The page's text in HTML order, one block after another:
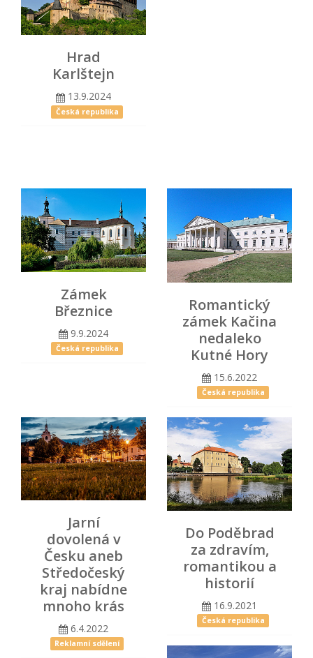
Hrad
Karlštejn
13.9.2024
Česká republika
Zámek
Březnice
9.9.2024
Česká republika
Romantický
zámek Kačina
nedaleko
Kutné Hory
15.6.2022
Česká republika
Jarní
dovolená v
Česku aneb
Středočeský
kraj nabídne
mnoho krás
6.4.2022
Reklamní sdělení
Do Poděbrad
za zdravím,
romantikou a
historií
16.9.2021
Česká republika